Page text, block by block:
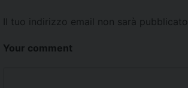
Il tuo indirizzo email non sarà
Your comment